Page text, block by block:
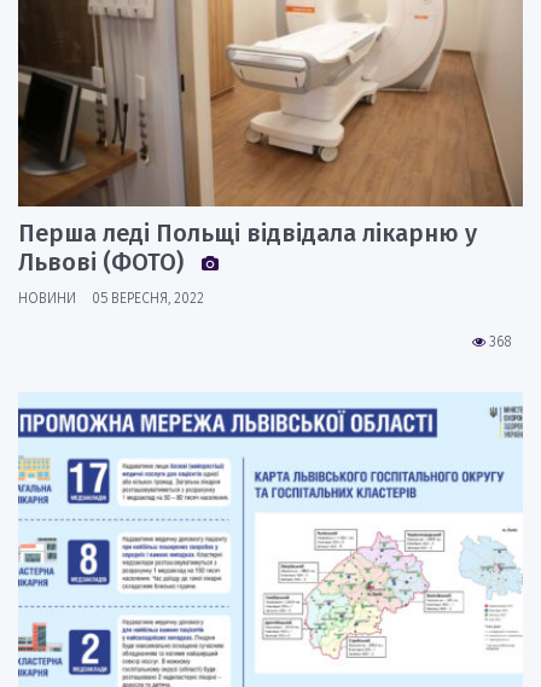
Перша леді Польщі відвідала лікарню у
Львові (ФОТО)
НОВИНИ 05 ВЕРЕСНЯ, 2022
368